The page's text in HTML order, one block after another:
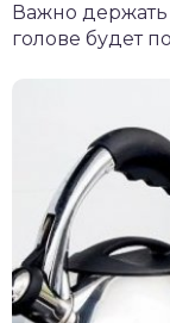
Важно держать
голове будет